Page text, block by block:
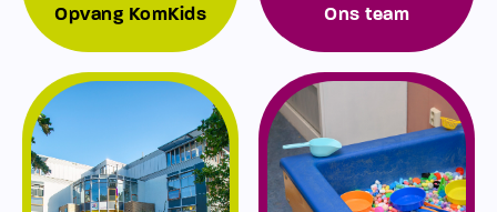
Opvang KomKids Ons team